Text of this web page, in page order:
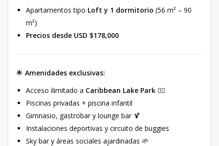
Apartamentos tipo Loft y 1 dormitorio (56 m² – 90
m²)
Precios desde USD $178,000
🌟 Amenidades exclusivas:
Acceso ilimitado a Caribbean Lake Park 🏄‍♂️
Piscinas privadas + piscina infantil
Gimnasio, gastrobar y lounge bar 🍹
Instalaciones deportivas y circuito de buggies
Sky bar y áreas sociales ajardinadas 🌱